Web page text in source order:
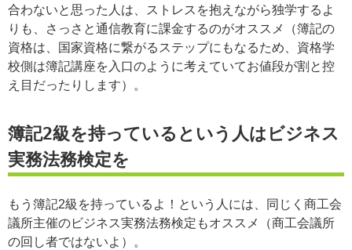
合わないと思った人は、ストレスを抱えながら独学するよ
りも、さっさと通信教育に課金するのがオススメ（簿記の
資格は、国家資格に繋がるステップにもなるため、資格学
校側は簿記講座を入口のように考えていてお値段が割と控
え目だったりします）。
簿記2級を持っているという人はビジネス
実務法務検定を
もう簿記2級を持っているよ！という人には、同じく商工会
議所主催のビジネス実務法務検定もオススメ（商工会議所
の回し者ではないよ）。